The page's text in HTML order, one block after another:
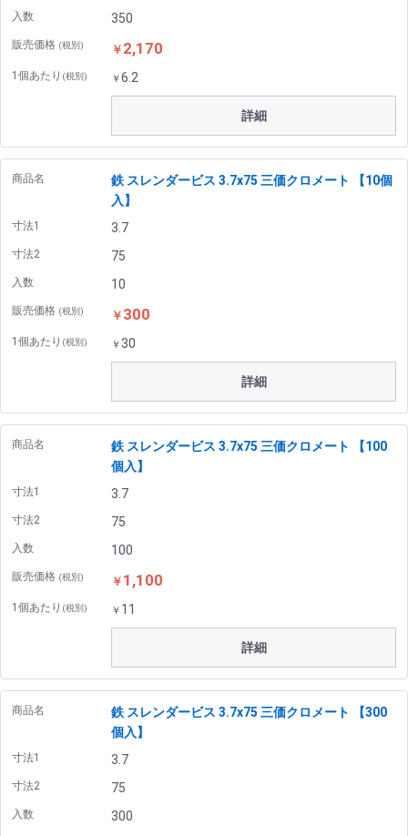
入数 350
販売価格 (税別) ￥ 2,170
1個あたり (税別) ￥6.2
詳細
商品名
鉄 スレンダービス 3.7x75 三価クロメート 【10個
入】
寸法1 3.7
寸法2 75
入数 10
販売価格 (税別) ￥ 300
1個あたり (税別) ￥ 30
詳細
商品名
鉄 スレンダービス 3.7x75 三価クロメート 【100
個入】
寸法1 3.7
寸法2 75
入数 100
販売価格 (税別) ￥ 1,100
1個あたり (税別) ￥ 11
詳細
商品名
鉄 スレンダービス 3.7x75 三価クロメート 【300
個入】
寸法1 3.7
寸法2 75
入数 300